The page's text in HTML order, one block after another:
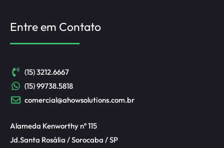
Entre em Contato
(15) 3212.6667
(15) 99738.5818
comercial@ahowsolutions.com.br
Alameda Kenworthy nº 115
Jd.Santa Rosália / Sorocaba / SP